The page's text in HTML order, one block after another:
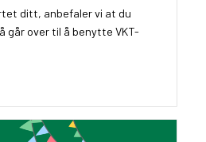
ditt, anbefaler vi at du
går over til å benytte VKT-